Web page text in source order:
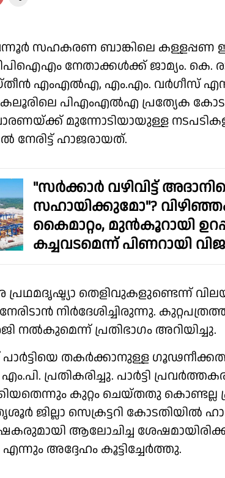
സഹകരണ ബാങ്കിലെ കള്ളപ്പണ
നേതാക്കൾക്ക് ജാമ്യം.
എംഎൽഎ, എം.എം. വർഗീസ്
കലൂരിലെ പിഎംഎൽഎ പ്രത്യേക
മുന്നോടിയായുള്ള
നേരിട്ട് ഹാജരായത്.
"സർക്കാർ വഴിവിട്ട്
സഹായിക്കുമോ"?
കൈമാറ്റം, മുൻകൂറായി
കച്ചവടമെന്ന് പിണറായി
പ്രഥമദൃഷ്ട്യാ തെളിവുകളുണ്ടെന്ന്
നിർദേശിച്ചിരുന്നു.
നൽകുമെന്ന് പ്രതിഭാഗം അറിയിച്ചു.
തകർക്കാനുള്ള
പ്രതികരിച്ചു. പാർട്ടി
കുറ്റം ചെയ്തതു കൊണ്ടല്ല
ജില്ലാ സെക്രട്ടറി കോടതിയിൽ
ആലോചിച്ച
അദ്ദേഹം കൂട്ടിച്ചേർത്തു.